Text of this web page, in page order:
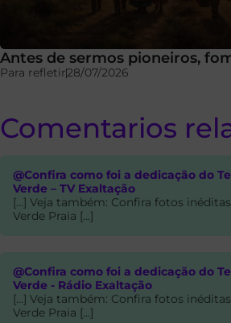
Antes de sermos pioneiros,
Para refletir28/07/2026
Comentarios
@Confira como foi a dedicação do
Verde – TV Exaltação
[…] Veja também: Confira fotos
Verde Praia […]
@Confira como foi a dedicação do
Verde - Rádio Exaltação
[…] Veja também: Confira fotos
Verde Praia […]